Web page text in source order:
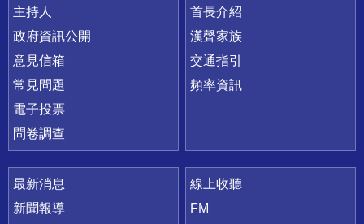
主持人
政府資訊公開
意見信箱
常見問題
電子投票
問卷調查
首長介紹
漢聲家族
交通指引
頻率資訊
最新消息
新聞報導
線上收聽
FM